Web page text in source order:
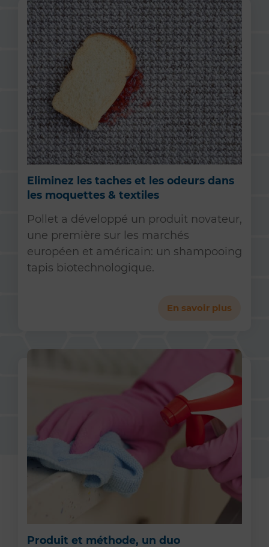
Eliminez les taches et les odeurs dans
les moquettes & textiles
Pollet a développé un produit novateur,
une première sur les marchés
européen et américain: un shampooing
tapis biotechnologique.
En savoir plus
Produit et méthode, un duo